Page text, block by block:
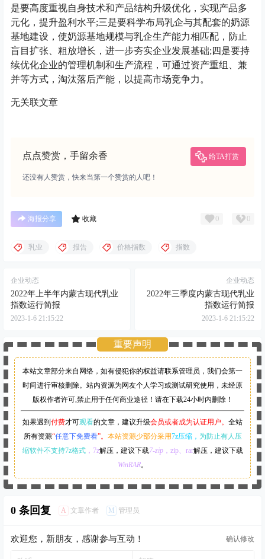
是要高度重视自身技术和产品结构升级优化，实现产品多
元化，提升盈利水平;三是要科学布局乳企与其配套的奶源
基地建设，使奶源基地规模与乳企生产能力相匹配，防止
盲目扩张、粗放增长，进一步夯实企业发展基础;四是要持
续优化企业的管理机制和生产流程，可通过资产重组、兼
并等方式，淘汰落后产能，以提高市场竞争力。
无关联文章
点点赞赏，手留余香 给TA打赏
还没有人赞赏，快来当第一个赞赏的人吧！
海报分享 收藏 0 0
乳业 报告 价格指数 指数
企业动态
2022年上半年内蒙古现代乳业
指数运行简报
2023-1-6 21:15:22
企业动态
2022年三季度内蒙古现代乳业
指数运行简报
2023-1-6 21:15:22
重要声明
本站文章部分来自网络，如有侵犯你的权益请联系管理员， 我们会第一
时间进行审核删除。站内资源为网友个人学习或测试研究使用，未经原
版权作者许可,禁止用于任何商业途径！请在下载24小时内删除！
如果遇到付费才可观看的文章，建议升级会员或者成为认证用户。 全站
所有资源“任意下免费看”。 本站资源少部分采用7z压缩， 为防止有人压
缩软件不支持7z格式，7z解压，建议下载7-zip，zip、rar解压，建议下载
WinRAR。
0 条回复 A 文章作者 M 管理员
欢迎您，新朋友，感谢参与互动！ 确认修改